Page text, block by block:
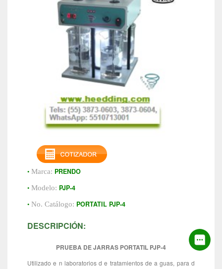
• Marca: PRENDO
• Modelo: PJP-4
• No. Catálogo: PORTATIL PJP-4
DESCRIPCIÓN:
PRUEBA DE JARRAS PORTATIL PJP-4
Utilizado e n laboratorios d e tratamientos de a guas, para d